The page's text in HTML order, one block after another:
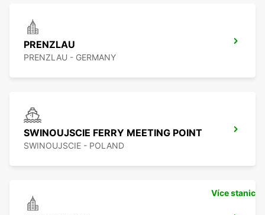
PRENZLAU
PRENZLAU - GERMANY
SWINOUJSCIE FERRY MEETING POINT
SWINOUJSCIE - POLAND
Více stanic